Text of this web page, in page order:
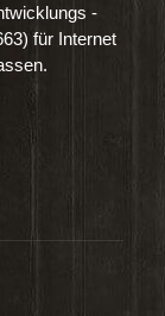
-
für Internet